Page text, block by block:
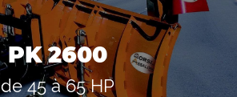
PK 2600
de 45 à 65 HP